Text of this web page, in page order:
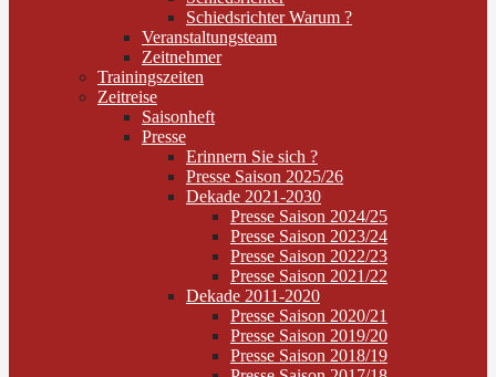
Schiedsrichter Warum ?
Veranstaltungsteam
Zeitnehmer
Trainingszeiten
Zeitreise
Saisonheft
Presse
Erinnern Sie sich ?
Presse Saison 2025/26
Dekade 2021-2030
Presse Saison 2024/25
Presse Saison 2023/24
Presse Saison 2022/23
Presse Saison 2021/22
Dekade 2011-2020
Presse Saison 2020/21
Presse Saison 2019/20
Presse Saison 2018/19